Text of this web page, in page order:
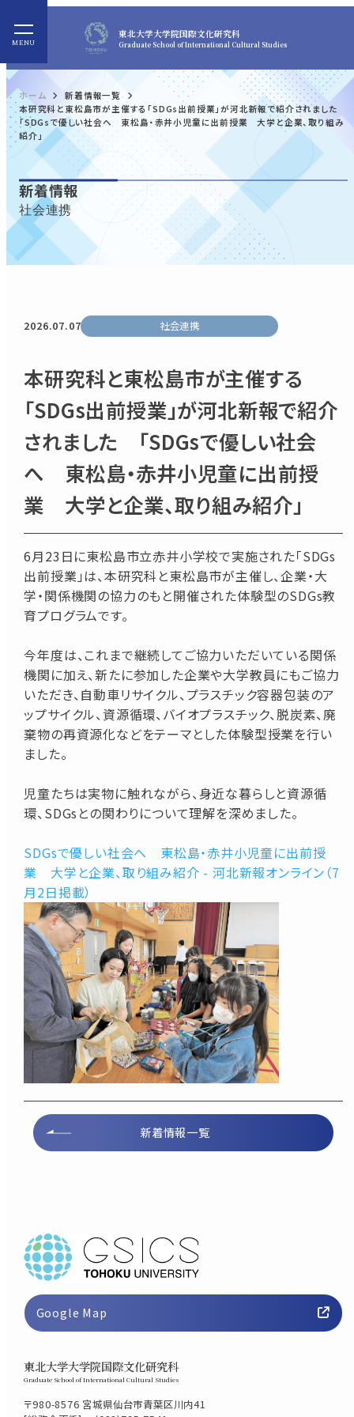
東北大学大学院国際文化研究科
Graduate School of International Cultural Studies
ホーム
新着情報一覧
本研究科と東松島市が主催する「SDGs出前授業」が河北新報で紹介されました
「SDGsで優しい社会へ 東松島・赤井小児童に出前授業 大学と企業、取り組み
紹介」
新着情報
社会連携
2026.07.07 社会連携
本研究科と東松島市が主催する
「SDGs出前授業」が河北新報で紹介
されました 「SDGsで優しい社会
へ 東松島・赤井小児童に出前授
業 大学と企業、取り組み紹介」
6月23日に東松島市立赤井小学校で実施された「SDGs
出前授業」は、本研究科と東松島市が主催し、企業・大
学・関係機関の協力のもと開催された体験型のSDGs教
育プログラムです。
今年度は、これまで継続してご協力いただいている関係
機関に加え、新たに参加した企業や大学教員にもご協力
いただき、自動車リサイクル、プラスチック容器包装のア
ップサイクル、資源循環、バイオプラスチック、脱炭素、廃
棄物の再資源化などをテーマとした体験型授業を行い
ました。
児童たちは実物に触れながら、身近な暮らしと資源循
環、SDGsとの関わりについて理解を深めました。
SDGsで優しい社会へ 東松島・赤井小児童に出前授
業 大学と企業、取り組み紹介 - 河北新報オンライン（7
月2日掲載）
新着情報一覧
Google Map
東北大学大学院国際文化研究科
Graduate School of International Cultural Studies
〒980-8576 宮城県仙台市青葉区川内41